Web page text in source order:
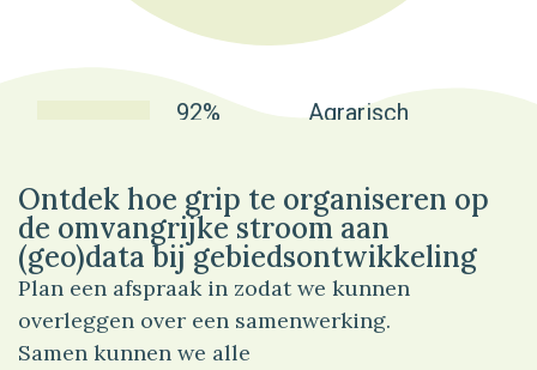
92% Agrarisch
Ontdek hoe grip te organiseren op
de omvangrijke stroom aan
(geo)data bij gebiedsontwikkeling
Plan een afspraak in zodat we kunnen
overleggen over een samenwerking.
Samen kunnen we alle